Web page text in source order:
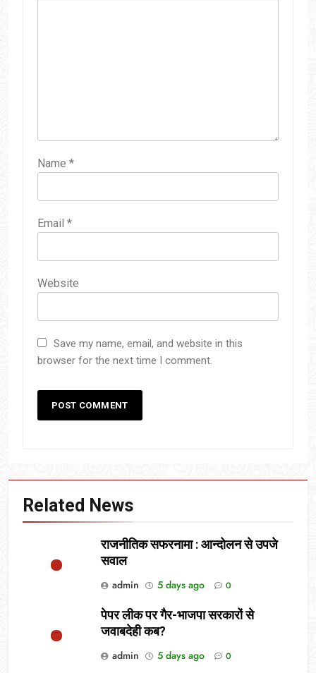
Name *
Email *
Website
Save my name, email, and website in this
browser for the next time I comment.
Related News
राजनीतिक सफरनामा : आन्दोलन से उपजे
सवाल
admin
5 days ago 0
पेपर लीक पर गैर-भाजपा सरकारों से
जवाबदेही कब?
admin
5 days ago 0